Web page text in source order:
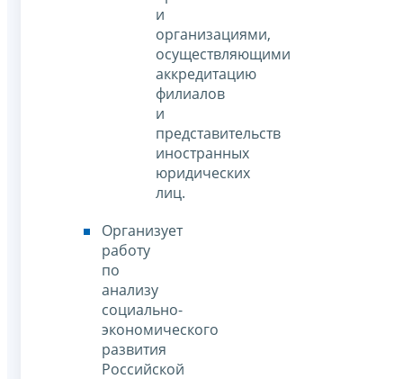
и
организациями,
осуществляющими
аккредитацию
филиалов
и
представительств
иностранных
юридических
лиц.
Организует
работу
по
анализу
социально-
экономического
развития
Российской